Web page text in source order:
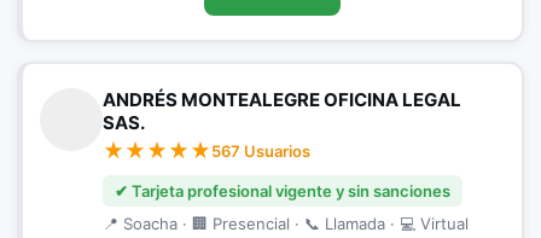
ANDRÉS MONTEALEGRE OFICINA LEGAL
SAS.
567 Usuarios
✔ Tarjeta profesional vigente y sin sanciones
📍 Soacha · 🏢 Presencial · 📞 Llamada · 💻 Virtual